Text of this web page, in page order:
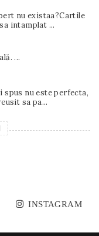
nu existaa?Cartile
intamplat ...
...
spus nu este perfecta,
sa pa...
INSTAGRAM